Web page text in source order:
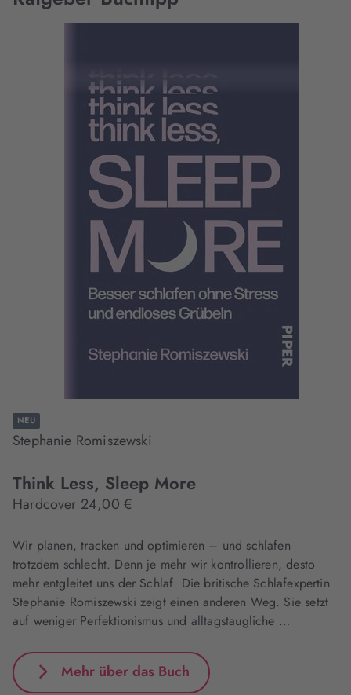
NEU
Stephanie Romiszewski
Think Less, Sleep More
Hardcover 24,00 €
Wir planen, tracken und optimieren – und schlafen
trotzdem schlecht. Denn je mehr wir kontrollieren, desto
mehr entgleitet uns der Schlaf. Die britische Schlafexpertin
Stephanie Romiszewski zeigt einen anderen Weg. Sie setzt
auf weniger Perfektionismus und alltagstaugliche …
Mehr über das Buch